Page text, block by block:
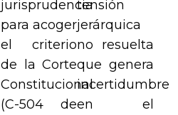
jurisprudencia
para acoger
el criterio
de la Corte
Constitucional
(C-504 de
tensión
jerárquica
no resuelta
que genera
incertidumbre
en el